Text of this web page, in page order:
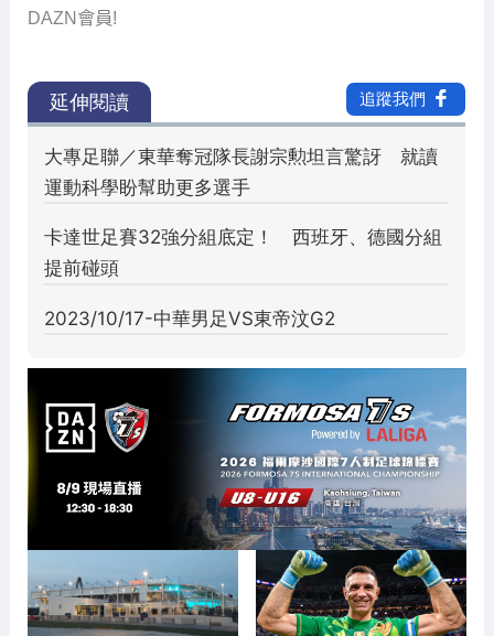
全球首座職業女足專用球
場 CPKC成為美國女足
指標場地
阿根廷迎戰美洲盃決賽
神勇門將「大馬丁」自
曝：我撲點球都靠運氣的
足球智庫／桑托斯近3年墨
超爐主 紐約城聯賽盃看
好開紅盤
PR
立即諮詢HPV！是對自己
健康最好的投資，把握現
在不嫌晚！
#贊助 #台灣癌症基金會